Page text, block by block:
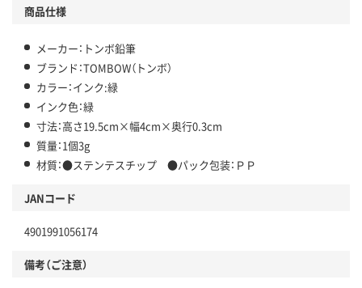
商品仕様
メーカー：トンボ鉛筆
ブランド：TOMBOW（トンボ）
カラー：インク:緑
インク色：緑
寸法：高さ19.5cm×幅4cm×奥行0.3cm
質量：1個3g
材質：●ステンテスチップ ●パック包装：ＰＰ
JANコード
4901991056174
備考（ご注意）